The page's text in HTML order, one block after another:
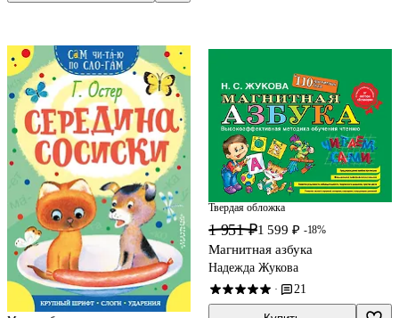
Твердая обложка
1 951 ₽1 599 ₽ -18%
Магнитная азбука
Надежда Жукова
· 21